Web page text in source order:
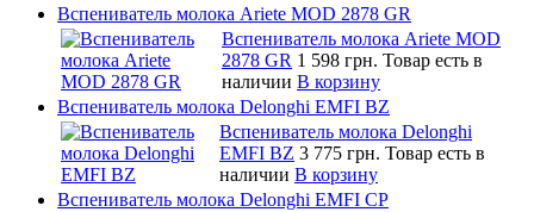
Вспениватель молока Ariete MOD 2878 GR
Вспениватель молока Ariete MOD
2878 GR 1 598 грн. Товар есть в
наличии В корзину
Вспениватель молока Delonghi EMFI BZ
Вспениватель молока Delonghi
EMFI BZ 3 775 грн. Товар есть в
наличии В корзину
Вспениватель молока Delonghi EMFI CP